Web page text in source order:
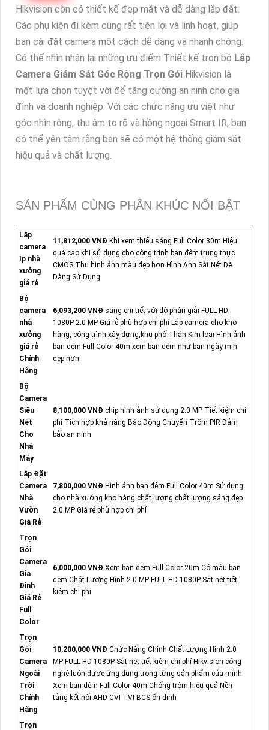
Hikvision còn có thiết kế đẹp mắt và dễ dàng lắp đặt.
Các phụ kiện đi kèm cũng rất tiện lợi và linh hoạt, giúp
bạn cài đặt camera một cách dễ dàng và nhanh chóng.
Có thể nhìn nhận lại những ưu điểm Thiết kế trọn bộ Lắp
Camera Giám Sát Góc Rộng Trọn Gói Hikvision là
một lựa chọn tuyệt vời để tăng cường an ninh cho gia
đình và doanh nghiệp. Với các chức năng ưu việt như
góc nhìn rộng, thu âm to rõ và hồng ngoại Smart IR, bạn
có thể yên tâm rằng bạn sẽ có một hệ thống giám sát
hiệu quả và chất lượng.
SẢN PHẨM CÙNG PHÂN KHÚC NỔI BẬT
Lắp
camera
Ip nhà
xưởng
giá rẻ
11,812,000 VNĐ Khi xem thiếu sáng Full Color 30m Hiệu
quả cao khi sử dụng cho công trình ban đêm trung thực
CMOS Thu hình ảnh màu đẹp hơn Hình Ảnh Sắt Nét Dễ
Dàng Sử Dụng
Bộ
camera
nhà
xưởng
giá rẻ
Chính
Hãng
6,093,200 VNĐ sáng chi tiết với độ phân giải FULL HD
1080P 2.0 MP Giá rẻ phù hợp chi phí Lắp camera cho kho
hàng, công trình xây dựng,khu phố Thân Kim loại Hình ảnh
ban đêm Full Color 40m xem ban đêm như ban ngày mịn
đẹp hơn
Bộ
Camera
Siêu
Nét
Cho
Nhà
Máy
8,100,000 VNĐ chip hình ảnh sử dụng 2.0 MP Tiết kiệm chi
phí Tích hợp khả năng Báo Động Chuyển Trộm PIR Đảm
bảo an ninh
Lắp Đặt
Camera
Nhà
Vườn
Giá Rẻ
7,800,000 VNĐ Hình ảnh ban đêm Full Color 40m Sử dụng
cho nhà xưởng kho hàng chất lượng chất lượng sáng đẹp
2.0 MP Giá rẻ phù hợp chi phí
Trọn
Gói
Camera
Gia
Đình
Giá Rẻ
Full
Color
6,000,000 VNĐ Xem ban đêm Full Color 20m Có màu ban
đêm Chất Lượng Hình 2.0 MP FULL HD 1080P Sắt nét tiết
kiệm chi phí
Trọn
Gói
Camera
Ngoài
Trời
Chính
Hãng
10,200,000 VNĐ Chức Năng Chính Chất Lượng Hình 2.0
MP FULL HD 1080P Sắt nét tiết kiệm chi phí Hikvision công
nghệ luôn được ứng dụng trong từng sản phẩm của mình
Xem ban đêm Full Color 40m Chống trộm hiệu quả Nền
tảng kết nối AHD CVI TVI BCS ổn định
Trọn